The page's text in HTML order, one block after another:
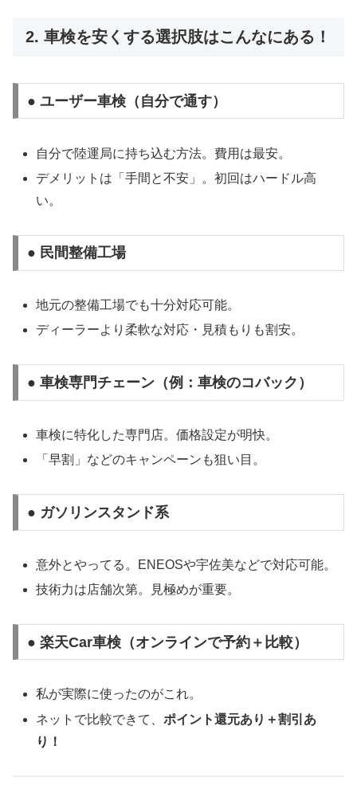
2. 車検を安くする選択肢はこんなにある！
● ユーザー車検（自分で通す）
自分で陸運局に持ち込む方法。費用は最安。
デメリットは「手間と不安」。初回はハードル高
い。
● 民間整備工場
地元の整備工場でも十分対応可能。
ディーラーより柔軟な対応・見積もりも割安。
● 車検専門チェーン（例：車検のコバック）
車検に特化した専門店。価格設定が明快。
「早割」などのキャンペーンも狙い目。
● ガソリンスタンド系
意外とやってる。ENEOSや宇佐美などで対応可能。
技術力は店舗次第。見極めが重要。
● 楽天Car車検（オンラインで予約＋比較）
私が実際に使ったのがこれ。
ネットで比較できて、ポイント還元あり＋割引あ
り！